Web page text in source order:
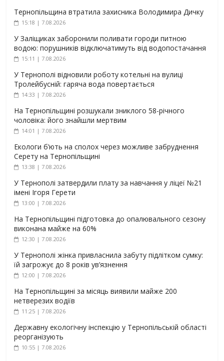
Тернопільщина втратила захисника Володимира Дичку
15:18 | 7.08.2026
У Заліщиках заборонили поливати городи питною
водою: порушників відключатимуть від водопостачання
15:11 | 7.08.2026
У Тернополі відновили роботу котельні на вулиці
Тролейбусній: гаряча вода повертається
14:33 | 7.08.2026
На Тернопільщині розшукали зниклого 58-річного
чоловіка: його знайшли мертвим
14:01 | 7.08.2026
Екологи б’ють на сполох через можливе забруднення
Серету на Тернопільщині
13:38 | 7.08.2026
У Тернополі затвердили плату за навчання у ліцеї №21
імені Ігоря Герети
13:00 | 7.08.2026
На Тернопільщині підготовка до опалювального сезону
виконана майже на 60%
12:30 | 7.08.2026
У Тернополі жінка привласнила забуту підлітком сумку:
їй загрожує до 8 років ув’язнення
12:00 | 7.08.2026
На Тернопільщині за місяць виявили майже 200
нетверезих водіїв
11:25 | 7.08.2026
Державну екологічну інспекцію у Тернопільській області
реорганізують
10:55 | 7.08.2026